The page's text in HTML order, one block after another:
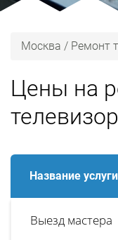
Москва / Ремонт
Цены на
Название услуги
Выезд мастера